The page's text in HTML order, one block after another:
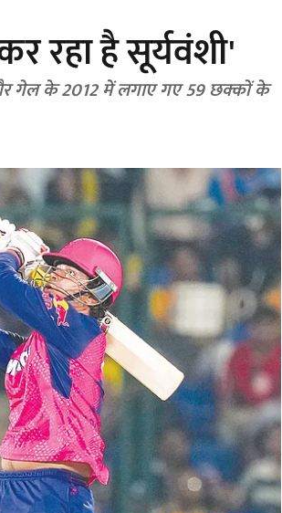
रहा है सूर्यवंशी'
गेल के 2012 में लगाए गए 59 छक्कों के